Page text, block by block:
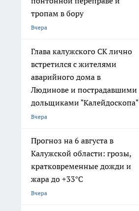
тропам в бору
Вчера
Глава калужского СК лично
встретился с жителями
аварийного дома в
Людинове и пострадавшими
дольщиками "Калейдоскопа"
Вчера
Прогноз на 6 августа в
Калужской области: грозы,
кратковременные дожди и
жара до +33°С
Вчера